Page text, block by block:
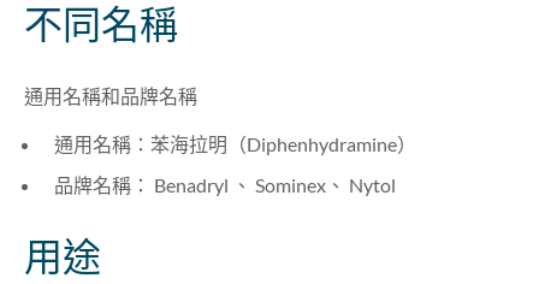
不同名稱
通用名稱和品牌名稱
通用名稱：苯海拉明（Diphenhydramine）
品牌名稱： Benadryl 、 Sominex、 Nytol
用途